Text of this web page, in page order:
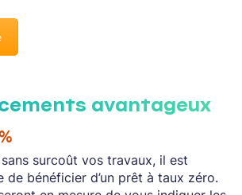
avantageux
surcoût vos travaux, il est
de bénéficier d’un prêt à taux zéro.